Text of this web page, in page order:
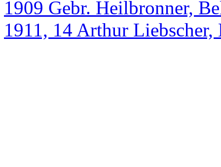
1909 Gebr. Heilbronner,
1911, 14 Arthur Liebscher,